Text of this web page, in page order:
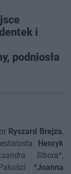
i
podniosła
Ryszard Brejza,
Henryk
Sibora*,
*Joanna